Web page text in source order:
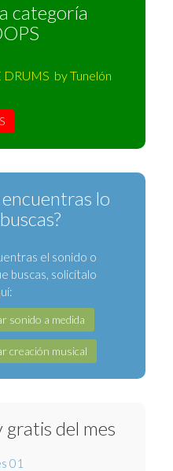
categoría
DRUMS by Tunelón
lo
el sonido o
buscas, solicítalo
sonido a medida
creación musical
gratis del mes
01